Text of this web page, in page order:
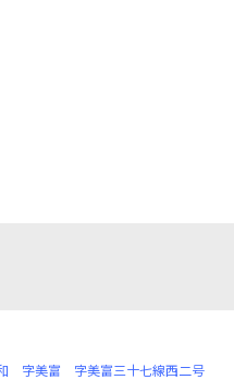
字美富
字美富三十七線西二号